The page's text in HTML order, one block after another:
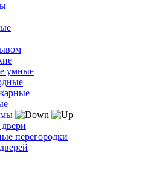
умные
перегородки